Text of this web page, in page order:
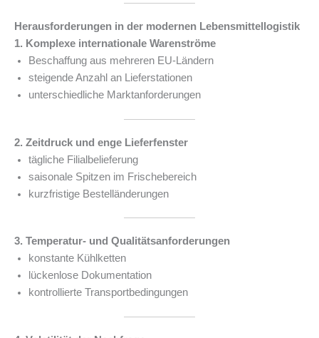
Herausforderungen in der modernen Lebensmittellogistik
1. Komplexe internationale Warenströme
Beschaffung aus mehreren EU-Ländern
steigende Anzahl an Lieferstationen
unterschiedliche Marktanforderungen
2. Zeitdruck und enge Lieferfenster
tägliche Filialbelieferung
saisonale Spitzen im Frischebereich
kurzfristige Bestelländerungen
3. Temperatur- und Qualitätsanforderungen
konstante Kühlketten
lückenlose Dokumentation
kontrollierte Transportbedingungen